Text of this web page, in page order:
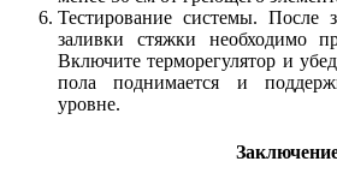
Тестирование системы. После
заливки стяжки необходимо
Включите терморегулятор и
пола поднимается и
уровне.